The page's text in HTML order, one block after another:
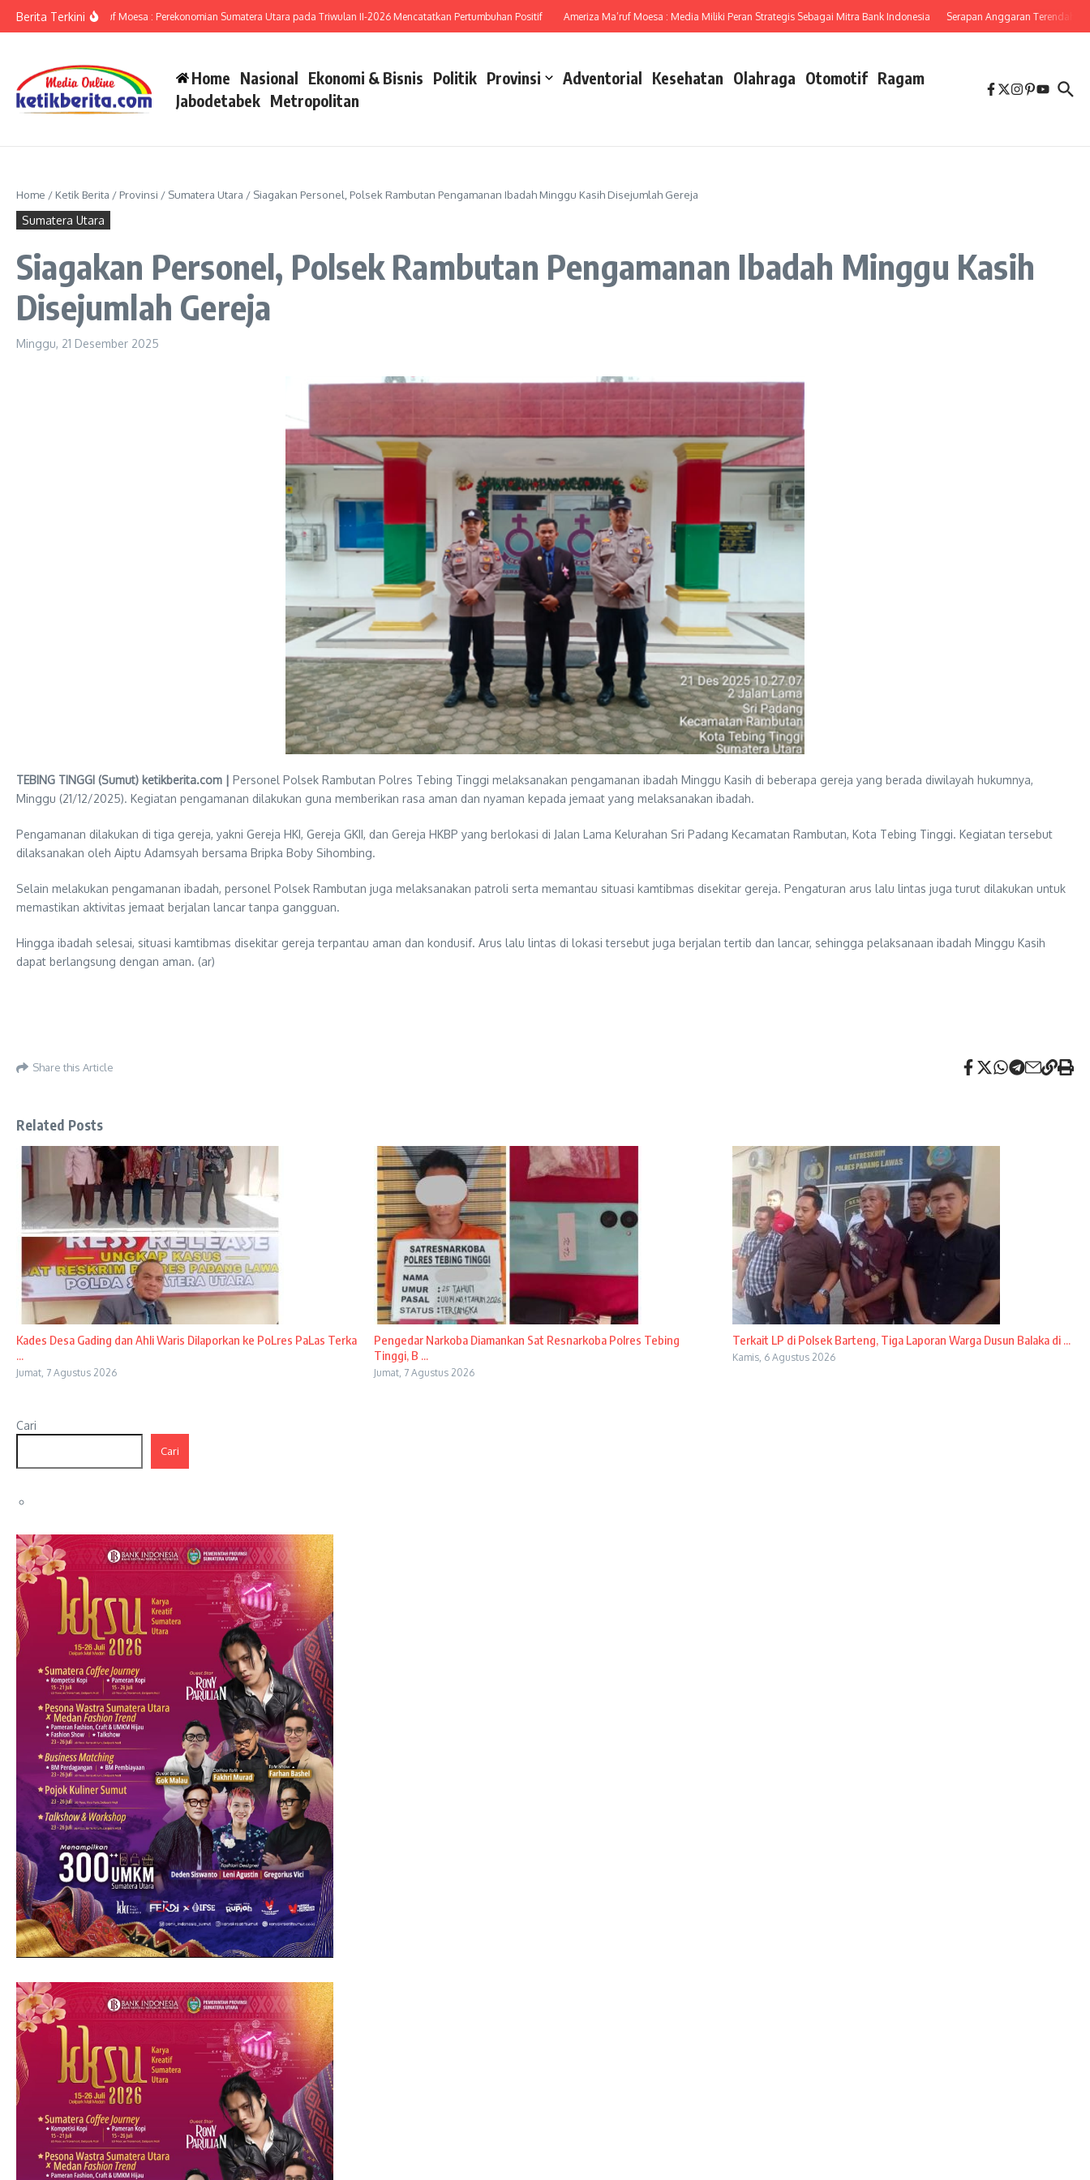
Berita Terkini
Ameriza Ma’ruf Moesa : Perekonomian Sumatera Utara pada Triwulan II-2026 Mencatatkan Pertumbuhan Positif Ameriza Ma’ruf Moesa : Media Miliki Peran Strategis Sebagai Mitra Bank Indonesia Serapan Anggaran Terendah,
Home Nasional Ekonomi & Bisnis Politik Provinsi Adventorial Kesehatan Olahraga Otomotif Ragam
Jabodetabek Metropolitan
Home / Ketik Berita / Provinsi / Sumatera Utara / Siagakan Personel, Polsek Rambutan Pengamanan Ibadah Minggu Kasih Disejumlah Gereja
Sumatera Utara
Siagakan Personel, Polsek Rambutan Pengamanan Ibadah Minggu Kasih
Disejumlah Gereja
Minggu, 21 Desember 2025
TEBING TINGGI (Sumut) ketikberita.com | Personel Polsek Rambutan Polres Tebing Tinggi melaksanakan pengamanan ibadah Minggu Kasih di beberapa gereja yang berada diwilayah hukumnya,
Minggu (21/12/2025). Kegiatan pengamanan dilakukan guna memberikan rasa aman dan nyaman kepada jemaat yang melaksanakan ibadah.
Pengamanan dilakukan di tiga gereja, yakni Gereja HKI, Gereja GKII, dan Gereja HKBP yang berlokasi di Jalan Lama Kelurahan Sri Padang Kecamatan Rambutan, Kota Tebing Tinggi. Kegiatan tersebut
dilaksanakan oleh Aiptu Adamsyah bersama Bripka Boby Sihombing.
Selain melakukan pengamanan ibadah, personel Polsek Rambutan juga melaksanakan patroli serta memantau situasi kamtibmas disekitar gereja. Pengaturan arus lalu lintas juga turut dilakukan untuk
memastikan aktivitas jemaat berjalan lancar tanpa gangguan.
Hingga ibadah selesai, situasi kamtibmas disekitar gereja terpantau aman dan kondusif. Arus lalu lintas di lokasi tersebut juga berjalan tertib dan lancar, sehingga pelaksanaan ibadah Minggu Kasih
dapat berlangsung dengan aman. (ar)
Share this Article
Related Posts
Kades Desa Gading dan Ahli Waris Dilaporkan ke PoLres PaLas Terka
...
Jumat, 7 Agustus 2026
Pengedar Narkoba Diamankan Sat Resnarkoba Polres Tebing
Tinggi, B ...
Jumat, 7 Agustus 2026
Terkait LP di Polsek Barteng, Tiga Laporan Warga Dusun Balaka di ...
Kamis, 6 Agustus 2026
Cari
Cari